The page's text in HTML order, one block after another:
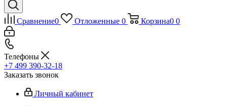
Сравнение0 Отложенные 0 Корзина0 0
Телефоны
+7 499 390-32-18
Заказать звонок
Личный кабинет